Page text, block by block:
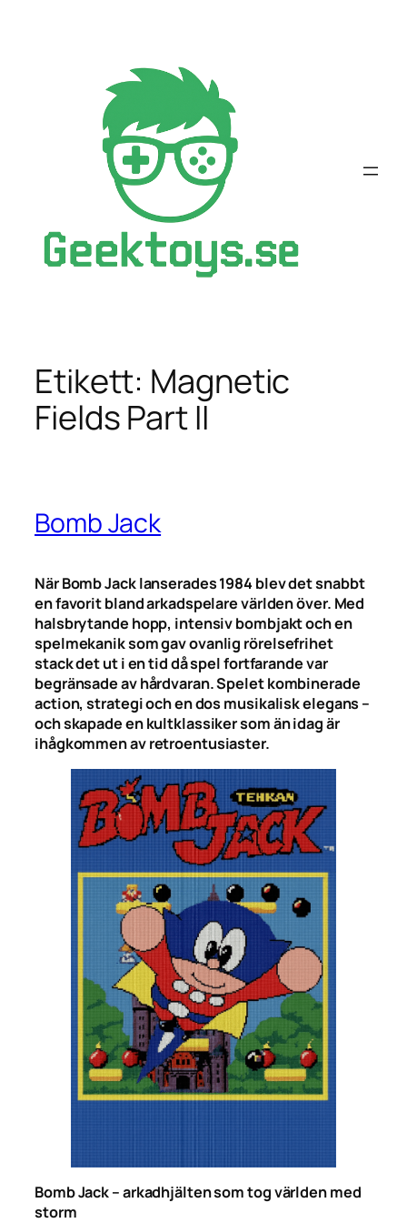
Etikett: Magnetic
Fields Part II
Bomb Jack
När Bomb Jack lanserades 1984 blev det snabbt
en favorit bland arkadspelare världen över. Med
halsbrytande hopp, intensiv bombjakt och en
spelmekanik som gav ovanlig rörelsefrihet
stack det ut i en tid då spel fortfarande var
begränsade av hårdvaran. Spelet kombinerade
action, strategi och en dos musikalisk elegans –
och skapade en kultklassiker som än idag är
ihågkommen av retroentusiaster.
Bomb Jack – arkadhjälten som tog världen med
storm